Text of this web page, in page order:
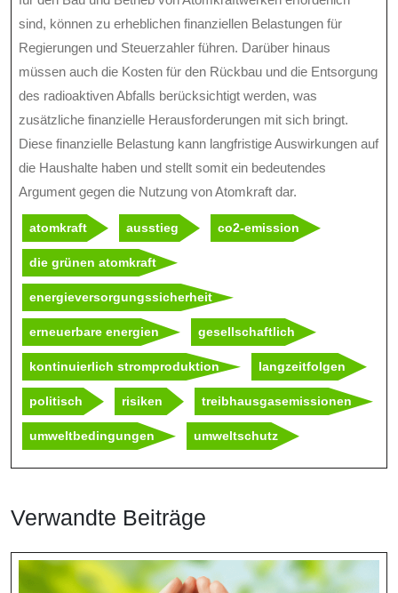
sind, können zu erheblichen finanziellen Belastungen für
Regierungen und Steuerzahler führen. Darüber hinaus
müssen auch die Kosten für den Rückbau und die Entsorgung
des radioaktiven Abfalls berücksichtigt werden, was
zusätzliche finanzielle Herausforderungen mit sich bringt.
Diese finanzielle Belastung kann langfristige Auswirkungen auf
die Haushalte haben und stellt somit ein bedeutendes
Argument gegen die Nutzung von Atomkraft dar.
atomkraft ausstieg co2-emission
die grünen atomkraft
energieversorgungssicherheit
erneuerbare energien gesellschaftlich
kontinuierlich stromproduktion langzeitfolgen
politisch risiken treibhausgasemissionen
umweltbedingungen umweltschutz
Verwandte Beiträge